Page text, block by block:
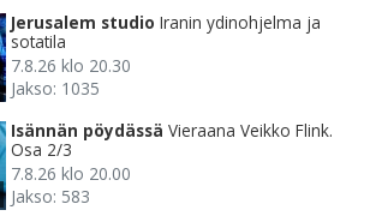
Jerusalem studio Iranin ydinohjelma ja
sotatila
7.8.26 klo 20.30
Jakso: 1035
Isännän pöydässä Vieraana Veikko Flink.
Osa 2/3
7.8.26 klo 20.00
Jakso: 583